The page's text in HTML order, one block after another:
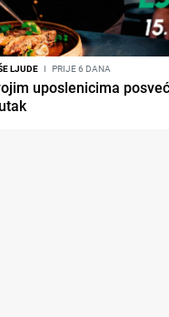
LJUDE I PRIJE 6 DANA
uposlenicima